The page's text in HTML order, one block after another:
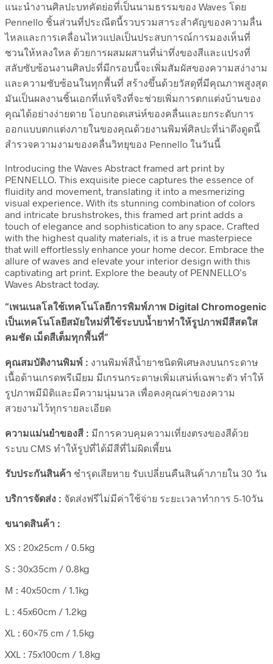
แนะนำงานศิลปะบทคัดย่อที่เป็นนามธรรมของ Waves โดย
Pennello ชิ้นส่วนที่ประณีตนี้รวบรวมสาระสำคัญของความลื่น
ไหลและการเคลื่อนไหวแปลเป็นประสบการณ์การมองเห็นที่
ชวนให้หลงใหล ด้วยการผสมผสานที่น่าทึ่งของสีและแปรงที่
สลับซับซ้อนงานศิลปะที่มีกรอบนี้จะเพิ่มสัมผัสของความสง่างาม
และความซับซ้อนในทุกพื้นที่ สร้างขึ้นด้วยวัสดุที่มีคุณภาพสูงสุด
มันเป็นผลงานชิ้นเอกที่แท้จริงที่จะช่วยเพิ่มการตกแต่งบ้านของ
คุณได้อย่างง่ายดาย โอบกอดเสน่ห์ของคลื่นและยกระดับการ
ออกแบบตกแต่งภายในของคุณด้วยงานพิมพ์ศิลปะที่น่าดึงดูดนี้
สำรวจความงามของคลื่นวิทยุของ Pennello ในวันนี้
Introducing the Waves Abstract framed art print by
PENNELLO. This exquisite piece captures the essence of
fluidity and movement, translating it into a mesmerizing
visual experience. With its stunning combination of colors
and intricate brushstrokes, this framed art print adds a
touch of elegance and sophistication to any space. Crafted
with the highest quality materials, it is a true masterpiece
that will effortlessly enhance your home decor. Embrace the
allure of waves and elevate your interior design with this
captivating art print. Explore the beauty of PENNELLO’s
Waves Abstract today.
“เพนเนลโลใช้เทคโนโลยีการพิมพ์ภาพ Digital Chromogenic
เป็นเทคโนโลยีสมัยใหม่ที่ใช้ระบบน้ำยาทำให้รูปภาพมีสีสดใส
คมชัด เม็ดสีเต็มทุกพื้นที่”
คุณสมบัติงานพิมพ์ : งานพิมพ์สีน้ำยาชนิดพิเศษลงบนกระดาษ
เนื้อด้านเกรดพรีเมียม มีเกรนกระดาษเพิ่มเสน่ห์เฉพาะตัว ทำให้
รูปภาพมีมิติและมีความนุ่มนวล เพื่อคงคุณค่าของความ
สวยงามไว้ทุกรายละเอียด
ความแม่นยำของสี : มีการควบคุมความเที่ยงตรงของสีด้วย
ระบบ CMS ทำให้รูปที่ได้มีสีที่ไม่ผิดเพี้ยน
รับประกันสินค้า ชำรุดเสียหาย รับเปลี่ยนคืนสินค้าภายใน 30 วัน
บริการจัดส่ง : จัดส่งฟรีไม่มีค่าใช้จ่าย ระยะเวลาทำการ 5-10วัน
ขนาดสินค้า :
XS : 20x25cm / 0.5kg
S : 30x35cm / 0.8kg
M : 40x50cm / 1.1kg
L : 45x60cm / 1.2kg
XL : 60×75 cm / 1.5kg
XXL : 75x100cm / 1.8kg